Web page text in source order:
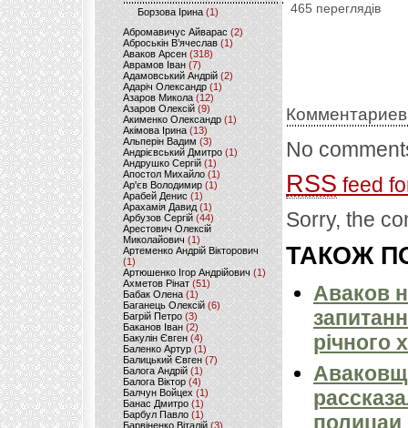
Борзова Ірина(1)
Абромавичус Айварас (2)
Аброськін В’ячеслав(1)
Аваков Арсен (318)
Аврамов Іван (7)
Адамовський Андрій(2)
Адаріч Олександр (1)
Азаров Микола (12)
Азаров Олексій (9)
Акименко Олександр(1)
Акімова Ірина(13)
Альперін Вадим (3)
Андрієвський Дмитро(1)
Андрушко Сергій(1)
Апостол Михайло(1)
Ар'єв Володимир (1)
Арабей Денис(1)
Арахамія Давид (1)
Арбузов Сергій (44)
Арестович Олексій
Миколайович(1)
Артеменко Андрій Вікторович
(1)
Артюшенко Ігор Андрійович(1)
Ахметов Рінат(51)
Бабак Олена(1)
Баганець Олексій(6)
Багрій Петро (3)
Баканов Іван(2)
Бакулін Євген (4)
Баленко Артур(1)
Балицький Євген(7)
Балога Андрій (1)
Балога Віктор (4)
Балчун Войцех (1)
Банас Дмитро (1)
Барбул Павло(1)
Барвіненко Віталій(3)
465 переглядів
No
RSS feed
Sorry, the
ТАКОЖ
Аваков
річного
полицаи